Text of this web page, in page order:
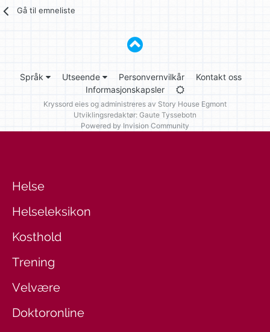
Gå til emneliste
Språk Utseende Personvernvilkår
Kontakt oss
Informasjonskapsler
Kryssord eies og administreres av Story House Egmont
Utviklingsredaktør: Gaute Tyssebotn
Powered by Invision Community
Helse
Helseleksikon
Kosthold
Trening
Velvære
Doktoronline